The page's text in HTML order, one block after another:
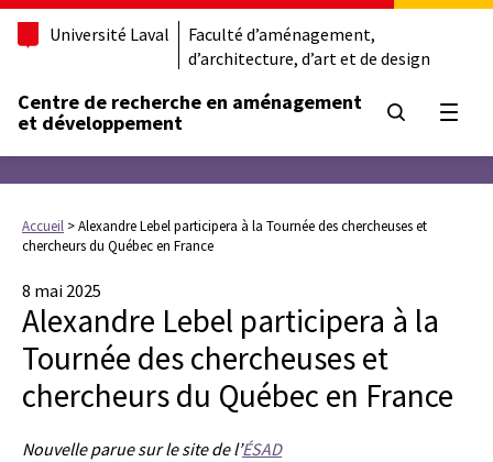
Université Laval
Faculté d’aménagement,
d’architecture, d’art et de design
Centre de recherche en aménagement
et développement
Accueil >Alexandre Lebel participera à la Tournée des chercheuses et
chercheurs du Québec en France
8 mai 2025
Alexandre Lebel participera à la
Tournée des chercheuses et
chercheurs du Québec en France
Nouvelle parue sur le site de l’ÉSAD